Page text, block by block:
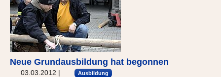
Neue Grundausbildung hat begonnen
03.03.2012 | Ausbildung